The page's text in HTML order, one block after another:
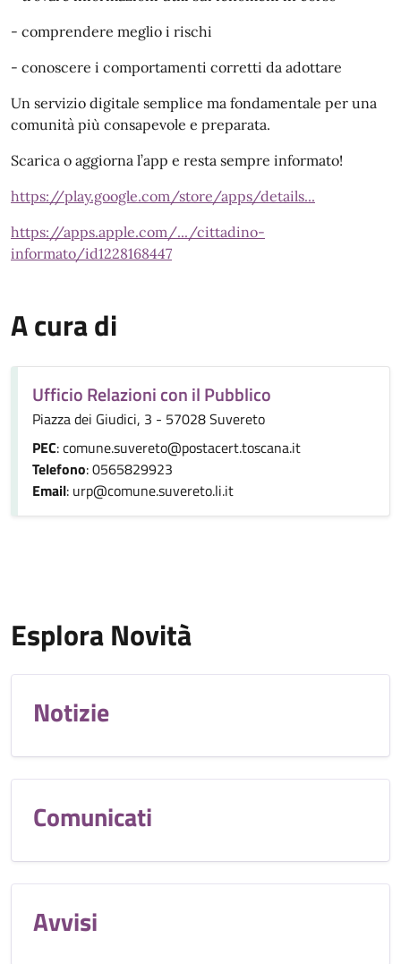
- comprendere meglio i rischi
- conoscere i comportamenti corretti da adottare
Un servizio digitale semplice ma fondamentale per una
comunità più consapevole e preparata.
Scarica o aggiorna l’app e resta sempre informato!
https://play.google.com/store/apps/details...
https://apps.apple.com/.../cittadino-
informato/id1228168447
A cura di
Ufficio Relazioni con il Pubblico
Piazza dei Giudici, 3 - 57028 Suvereto
PEC: comune.suvereto@postacert.toscana.it
Telefono: 0565829923
Email: urp@comune.suvereto.li.it
Esplora Novità
Notizie
Comunicati
Avvisi